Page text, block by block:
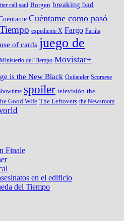
call saul Borgen breaking bad
Cuéntame como pasó
expediente X Fargo Fariña
of cards juego de
Ministerio del Tiempo Movistar+
is the New Black Outlander Scorsese
spoiler televisión the
Good Wife The Leftovers the Newsroom
Finale
en el edificio
del Tiempo